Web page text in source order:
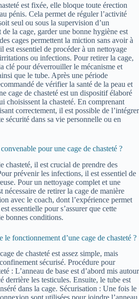
est fixée, elle bloque toute érection
pénis. Cela permet de réguler l’activité
seul ou sous la supervision d’un
la cage, garder une bonne hygiène est
cages permettent la miction sans avoir à
est essentiel de procéder à un nettoyage
ou infections. Pour retirer la cage,
clé pour déverrouiller le mécanisme et
que le tube. Après une période
de vérifier la santé de la peau et
cage de chasteté est un dispositif élaboré
choisissent la chasteté. En comprenant
correctement, il est possible de l’intégrer
sécurité dans sa vie personnelle ou en
pour une cage de chasteté ?
chasteté, il est crucial de prendre des
prévenir les infections, il est essentiel de
Pour un nettoyage complet et une
nécessaire de retirer la cage de manière
avec le coach, dont l’expérience permet
essentielle pour s’assurer que cette
bonnes conditions.
fonctionnement d’une cage de chasteté ?
de chasteté est assez simple, mais
sécurisé. Procédure pour
: L’anneau de base est d’abord mis autour
derrière les testicules. Ensuite, le tube est
dans la cage. Sécurisation : Une fois le